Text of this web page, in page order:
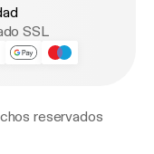
SSL
reservados